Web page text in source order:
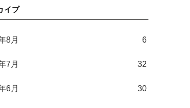
イブ
8月 6
7月 32
6月 30